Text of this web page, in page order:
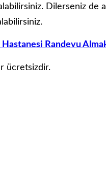
Dilerseniz de
Randevu
ücretsizdir.